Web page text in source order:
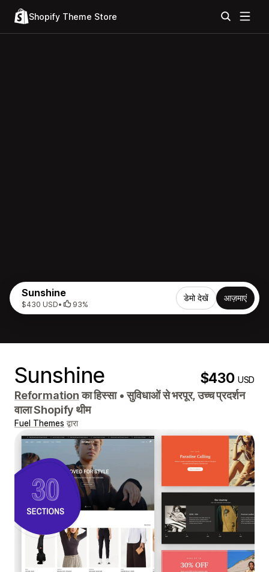
Shopify Theme Store
Sunshine
$430 USD• 93%
डेमो देखें आज़माएं
Sunshine $430USD
Reformationका हिस्सा •सुविधाओं से भरपूर, उच्च प्रदर्शन
वाला Shopify थीम
Fuel Themes द्वारा